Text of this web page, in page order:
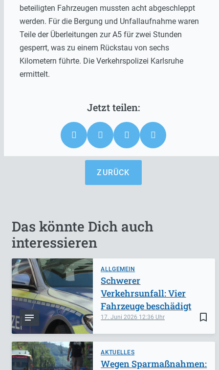
beteiligten Fahrzeugen mussten acht abgeschleppt
werden. Für die Bergung und Unfallaufnahme waren
Teile der Überleitungen zur A5 für zwei Stunden
gesperrt, was zu einem Rückstau von sechs
Kilometern führte. Die Verkehrspolizei Karlsruhe
ermittelt.
ZURÜCK
Das könnte Dich auch
interessieren
ALLGEMEIN
bookmark_border
17. Juni 2026 12:36
Schwerer
Verkehrsunfall: Vier
Fahrzeuge beschädigt
AKTUELLES
Wegen Sparmaßnahmen: